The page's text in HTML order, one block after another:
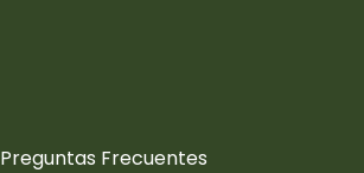
Preguntas Frecuentes